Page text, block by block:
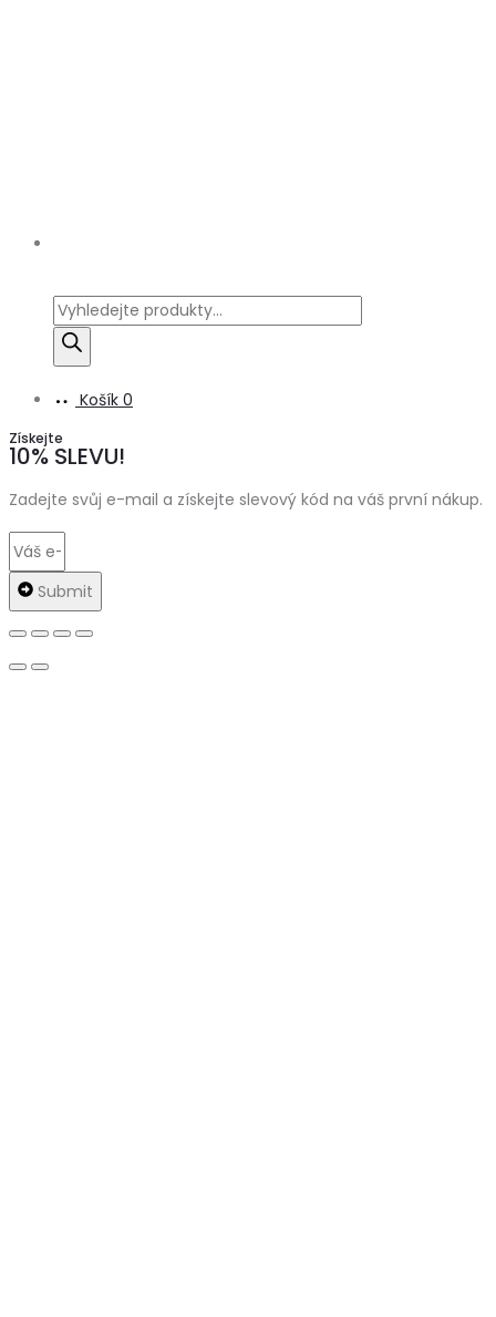
Products
search
Košík 0
Získejte
10% SLEVU!
Zadejte svůj e-mail a získejte slevový kód na váš první nákup.
Submit